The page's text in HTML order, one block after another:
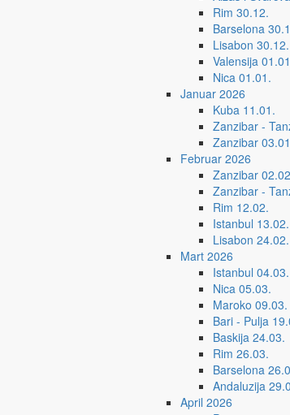
Rim 30.12.
Barselona
Lisabon 30.12.
Valensija
Nica 01.01.
Januar 2026
Kuba 11.01.
Zanzibar -
Zanzibar
Februar 2026
Zanzibar
Zanzibar -
Rim 12.02.
Istanbul 13.02.
Lisabon 24.02.
Mart 2026
Istanbul 04.03.
Nica 05.03.
Maroko 09.03.
Bari - Pulja
Baskija 24.03.
Rim 26.03.
Barselona
Andaluzija
April 2026